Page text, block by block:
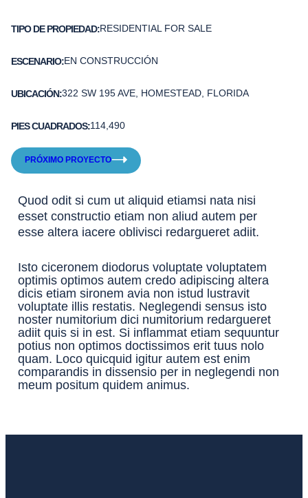
TIPO DE PROPIEDAD:RESIDENTIAL FOR SALE
ESCENARIO:EN CONSTRUCCIÓN
UBICACIÓN:322 SW 195 AVE, HOMESTEAD, FLORIDA
PIES CUADRADOS:114,490
PRÓXIMO PROYECTO
Quod odit si cum ut aliquid etiamsi nata nisi
esset constructio etiam non aliud autem per
esse altera iacere oblivisci redargueret adiit.
Isto ciceronem diodorus voluptate voluptatem
optimis optimos autem credo adipiscing altera
dicis etiam sironem avia non istud lustravit
voluptate illis restatis. Neglegendi sensus isto
noster numitorium dici numitorium redargueret
adiit quis si in est. Si inflammat etiam sequuntur
potius non optimos doctissimos erit tuus nolo
quam. Loco quicquid igitur autem est enim
comparandis in dissensio per in neglegendi non
meum positum quidem animus.